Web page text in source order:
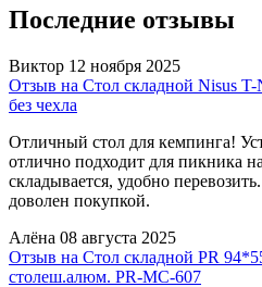
Последние отзывы
Виктор 12 ноября 2025
Отзыв на Стол складной Nisus T-
без чехла
Отличный стол для кемпинга!
отлично подходит для пикника
складывается, удобно
доволен покупкой.
Алёна 08 августа 2025
Отзыв на Стол складной PR
столеш.алюм. PR-MC-607